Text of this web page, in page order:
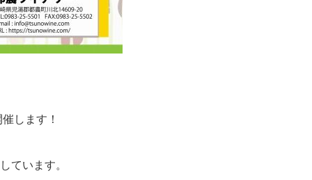
します！
ています。